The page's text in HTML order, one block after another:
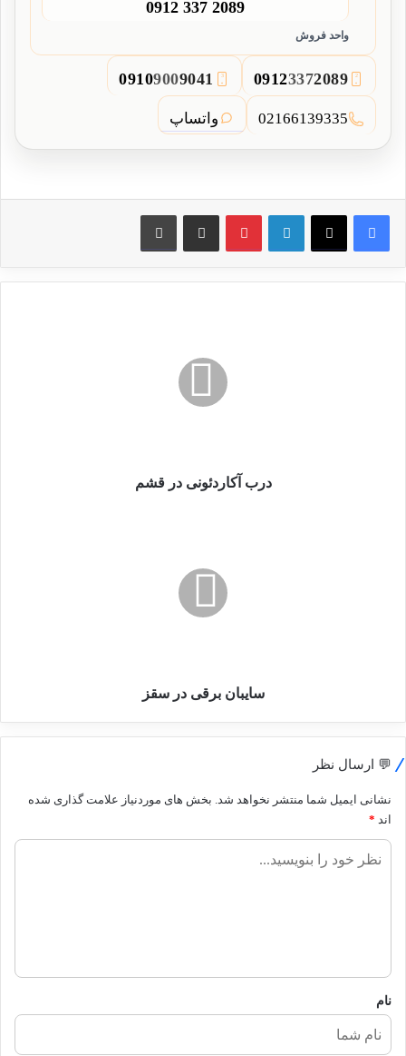
0912 337 2089
واحد فروش
2
09123372089
3
09109009041
02166139335 واتساپ
لینکدین پین ترست از طریق ایمیل به اشتراک بگذارید چاپ کنید
درب آکاردئونی در قشم
سایبان برقی در سقز
💬 ارسال نظر
نشانی ایمیل شما منتشر نخواهد شد. بخش های موردنیاز علامت گذاری شده
اند *
نام